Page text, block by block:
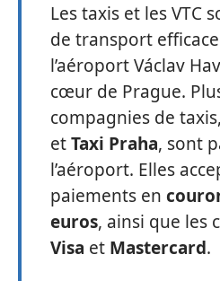
Les taxis et les VTC
de transport
l’aéroport Václav
cœur de Prague.
compagnies de
etTaxi Praha, sont
l’aéroport. Elles
paiements en
euros, ainsi que les
Visa et Mastercard.